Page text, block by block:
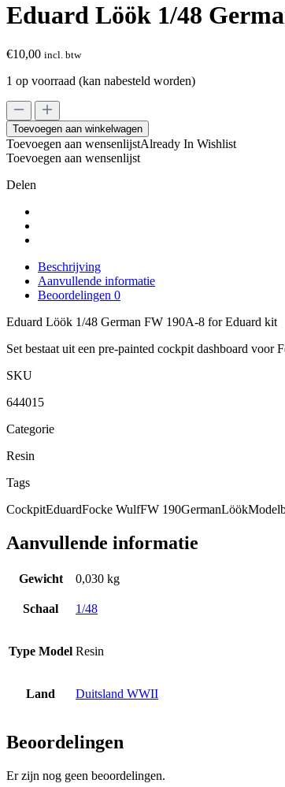
Eduard Löök 1/48
€10,00 incl. btw
1 op voorraad (kan nabesteld worden)
Eduard
Löök
1/48
German
FW
8
Toevoegen aan winkelwagen
Toevoegen aan wensenlijstAlready In Wishlist
Toevoegen aan wensenlijst
Delen
Beschrijving
Aanvullende informatie
Beoordelingen 0
Eduard Löök 1/48 German FW 190A-8 for Eduard kit
Set bestaat uit een pre-painted cockpit dashboard
SKU
644015
Categorie
Resin
Tags
CockpitEduardFocke WulfFW 190GermanLöök
Aanvullende informatie
Gewicht 0,030 kg
Schaal 1/48
Type Model Resin
Land Duitsland WWII
Beoordelingen
Er zijn nog geen beoordelingen.